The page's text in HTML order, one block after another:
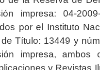
impresa: 04-2009-
por el Instituto
Título: 13449 y
impresa, ambos
y Revistas